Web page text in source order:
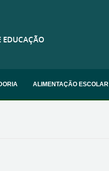
EDUCAÇÃO
ALIMENTAÇÃO ESCOLAR